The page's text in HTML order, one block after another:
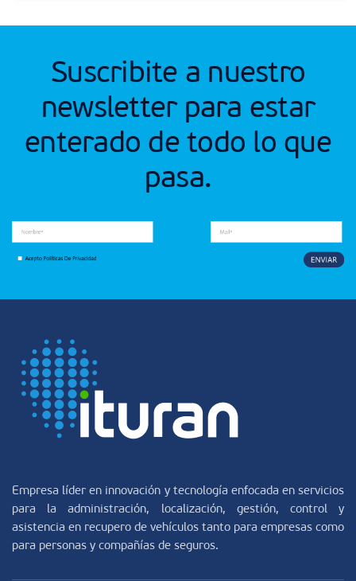
Suscribite a nuestro
newsletter para estar
enterado de todo lo que
pasa.
Empresa líder en innovación y tecnología enfocada en servicios
para la administración, localización, gestión, control y
asistencia en recupero de vehículos tanto para empresas como
para personas y compañías de seguros.